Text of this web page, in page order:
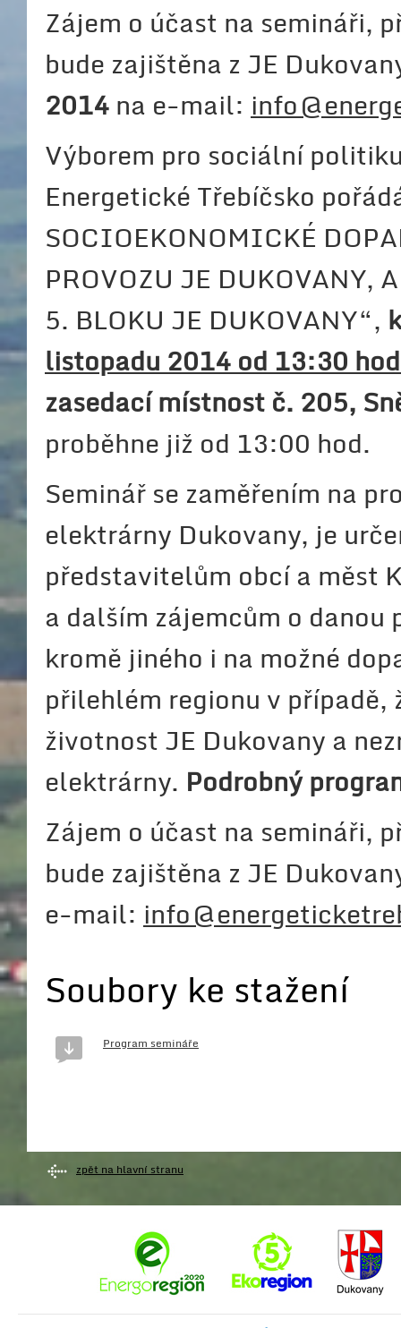
Zájem o účast na semináři,
bude zajištěna z JE
2014na e-mail:
Výborem pro sociální
Energetické Třebíčsko
SOCIOEKONOMICKÉ
PROVOZU JE DUKOVANY,
5. BLOKU JE DUKOVANY“,
listopadu 2014 od 13:30
zasedací místnost č. 205,
proběhne již od 13:00 hod.
Seminář se zaměřením na
elektrárny Dukovany, je
představitelům obcí a měst
a dalším zájemcům o
kromě jiného i na možné
přilehlém regionu v
životnost JE Dukovany a
elektrárny. Podrobný
Zájem o účast na semináři,
bude zajištěna z JE
e-mail:
Soubory ke stažení
Program semináře
zpět na hlavní stranu